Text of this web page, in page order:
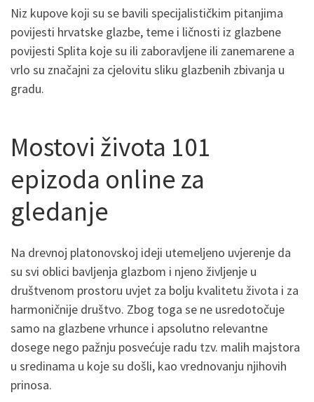
Niz kupove koji su se bavili specijalističkim pitanjima
povijesti hrvatske glazbe, teme i ličnosti iz glazbene
povijesti Splita koje su ili zaboravljene ili zanemarene a
vrlo su značajni za cjelovitu sliku glazbenih zbivanja u
gradu.
Mostovi života 101
epizoda online za
gledanje
Na drevnoj platonovskoj ideji utemeljeno uvjerenje da
su svi oblici bavljenja glazbom i njeno življenje u
društvenom prostoru uvjet za bolju kvalitetu života i za
harmoničnije društvo. Zbog toga se ne usredotočuje
samo na glazbene vrhunce i apsolutno relevantne
dosege nego pažnju posvećuje radu tzv. malih majstora
u sredinama u koje su došli, kao vrednovanju njihovih
prinosa.